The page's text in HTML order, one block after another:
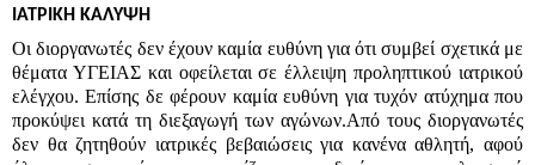
ΙΑΤΡΙΚΗ ΚΑΛΥΨΗ
Οι διοργανωτές δεν έχουν καμία ευθύνη για ότι συμβεί σχετικά με
θέματα ΥΓΕΙΑΣ και οφείλεται σε έλλειψη προληπτικού ιατρικού
ελέγχου. Επίσης δε φέρουν καμία ευθύνη για τυχόν ατύχημα που
προκύψει κατά τη διεξαγωγή των αγώνων.Από τους διοργανωτές
δεν θα ζητηθούν ιατρικές βεβαιώσεις για κανένα αθλητή, αφού